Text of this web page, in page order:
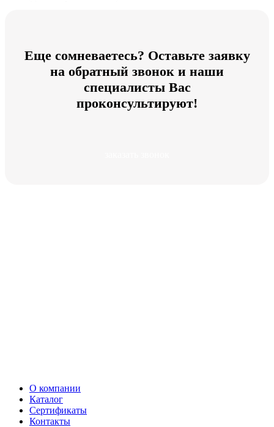
Еще сомневаетесь? Оставьте заявку
на обратный звонок и наши
специалисты Вас
проконсультируют!
О компании
Каталог
Сертификаты
Контакты